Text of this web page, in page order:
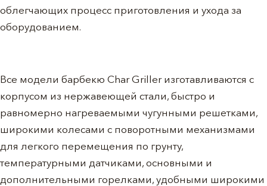
облегчающих процесс приготовления и ухода за
оборудованием.
Все модели барбекю Char Griller изготавливаются с
корпусом из нержавеющей стали, быстро и
равномерно нагреваемыми чугунными решетками,
широкими колесами с поворотными механизмами
для легкого перемещения по грунту,
температурными датчиками, основными и
дополнительными горелками, удобными широкими